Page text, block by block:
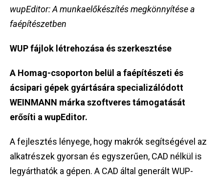
wupEditor: A munkaelőkészítés megkönnyítése a
faépítészetben
WUP fájlok létrehozása és szerkesztése
A Homag-csoporton belül a faépítészeti és
ácsipari gépek gyártására specializálódott
WEINMANN márka szoftveres támogatását
erősíti a wupEditor.
A fejlesztés lényege, hogy makrók segítségével az
alkatrészek gyorsan és egyszerűen, CAD nélkül is
legyárthatók a gépen. A CAD által generált WUP-